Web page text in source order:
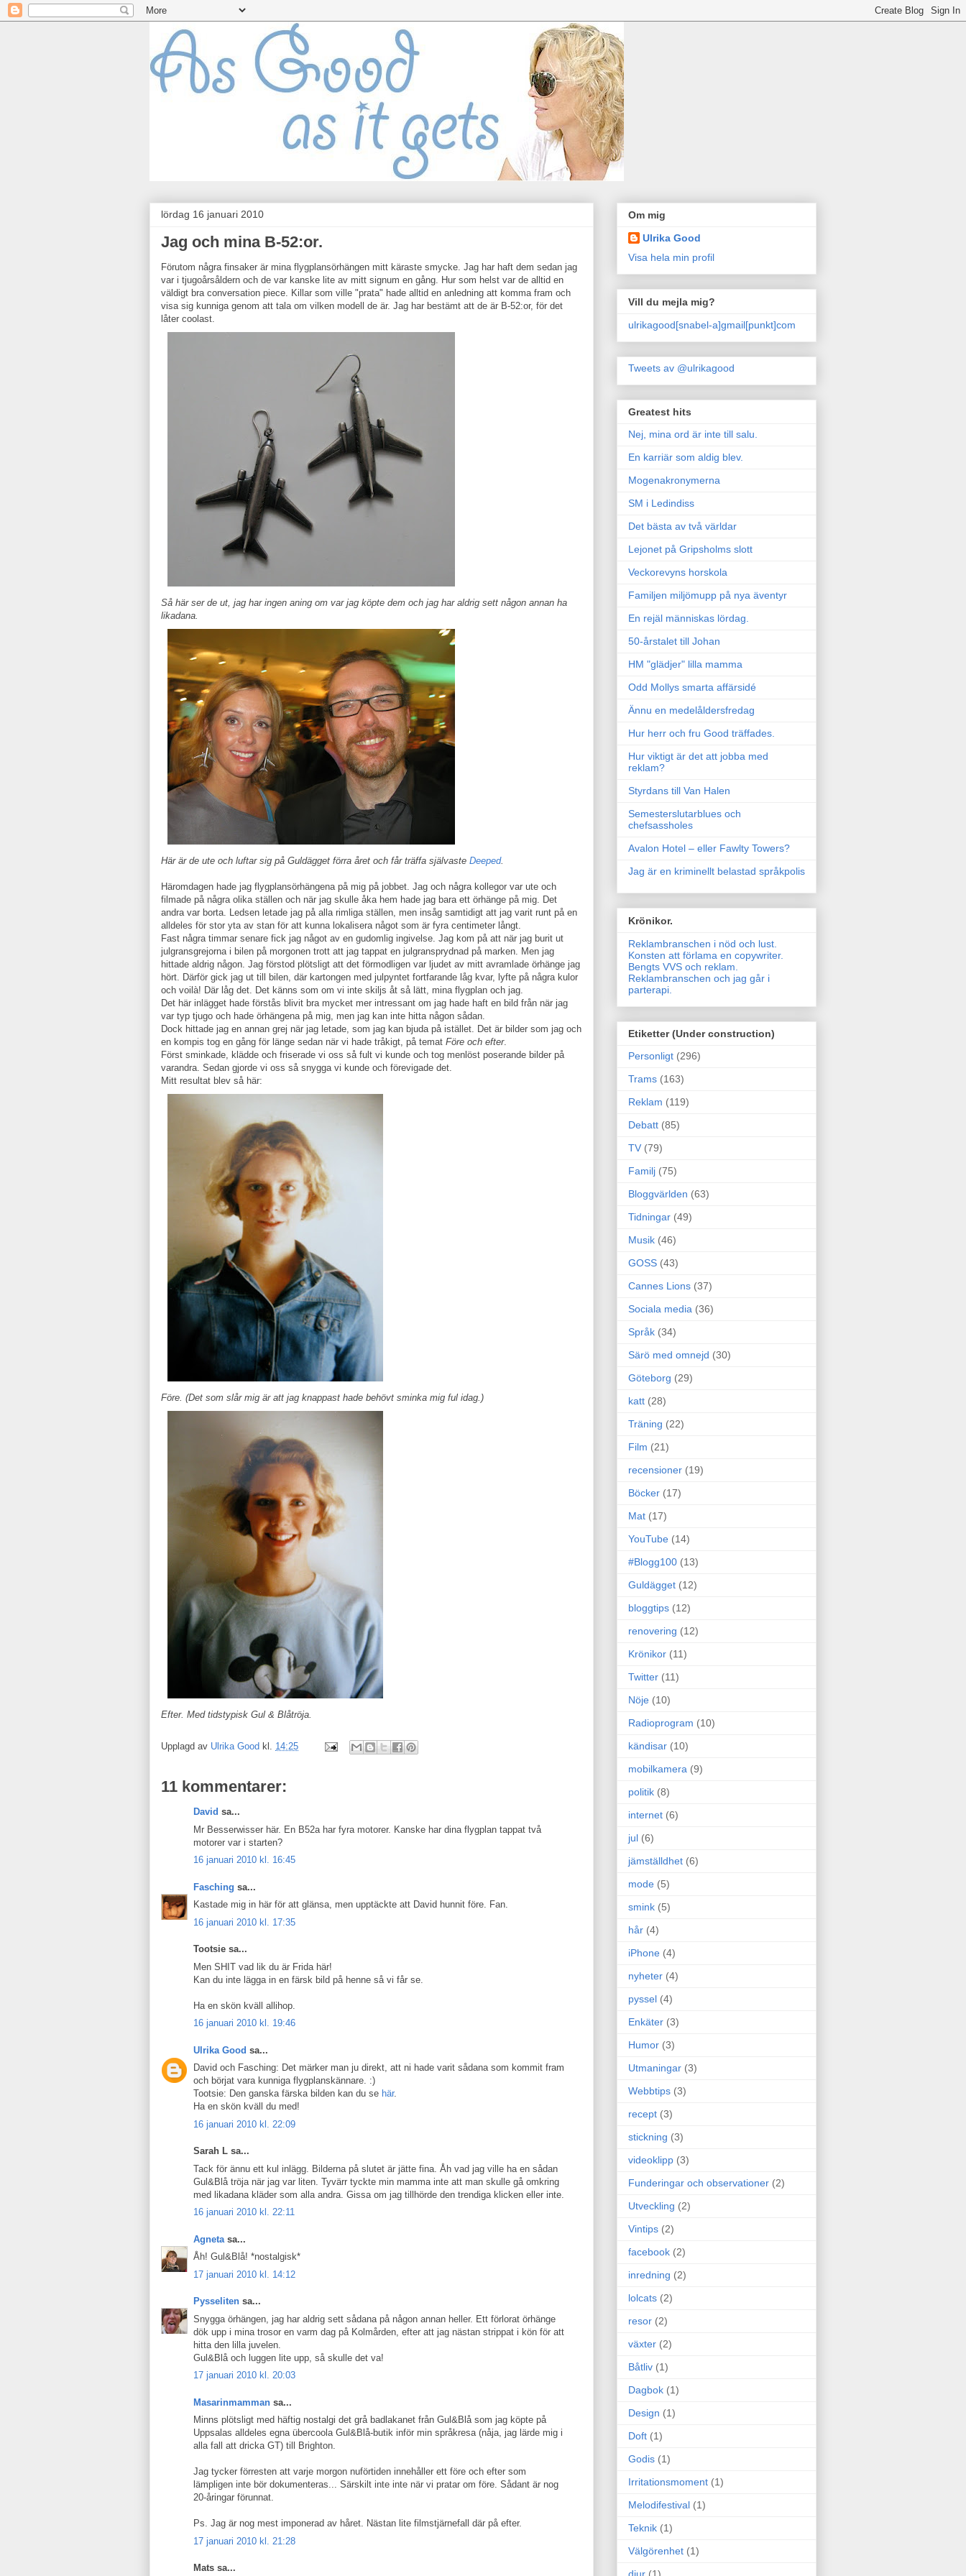
lördag 16 januari 2010
Jag och mina B-52:or.
Förutom några finsaker är mina flygplansörhängen mitt käraste smycke. Jag har haft dem sedan jag
var i tjugoårsåldern och de var kanske lite av mitt signum en gång. Hur som helst var de alltid en
väldigt bra conversation piece. Killar som ville "prata" hade alltid en anledning att komma fram och
visa sig kunniga genom att tala om vilken modell de är. Jag har bestämt att de är B-52:or, för det
låter coolast.
Så här ser de ut, jag har ingen aning om var jag köpte dem och jag har aldrig sett någon annan ha
likadana.
Här är de ute och luftar sig på Guldägget förra året och får träffa självaste Deeped.
Häromdagen hade jag flygplansörhängena på mig på jobbet. Jag och några kollegor var ute och
filmade på några olika ställen och när jag skulle åka hem hade jag bara ett örhänge på mig. Det
andra var borta. Ledsen letade jag på alla rimliga ställen, men insåg samtidigt att jag varit runt på en
alldeles för stor yta av stan för att kunna lokalisera något som är fyra centimeter långt.
Fast några timmar senare fick jag något av en gudomlig ingivelse. Jag kom på att när jag burit ut
julgransgrejorna i bilen på morgonen trott att jag tappat en julgransprydnad på marken. Men jag
hittade aldrig någon. Jag förstod plötsligt att det förmodligen var ljudet av mitt avramlade örhänge jag
hört. Därför gick jag ut till bilen, där kartongen med julpyntet fortfarande låg kvar, lyfte på några kulor
och voilà! Där låg det. Det känns som om vi inte skiljs åt så lätt, mina flygplan och jag.
Det här inlägget hade förstås blivit bra mycket mer intressant om jag hade haft en bild från när jag
var typ tjugo och hade örhängena på mig, men jag kan inte hitta någon sådan.
Dock hittade jag en annan grej när jag letade, som jag kan bjuda på istället. Det är bilder som jag och
en kompis tog en gång för länge sedan när vi hade tråkigt, på temat Före och efter.
Först sminkade, klädde och friserade vi oss så fult vi kunde och tog menlöst poserande bilder på
varandra. Sedan gjorde vi oss så snygga vi kunde och förevigade det.
Mitt resultat blev så här:
Före. (Det som slår mig är att jag knappast hade behövt sminka mig ful idag.)
Efter. Med tidstypisk Gul & Blåtröja.
Upplagd av Ulrika Good kl. 14:25
11 kommentarer:
David sa...
Mr Besserwisser här. En B52a har fyra motorer. Kanske har dina flygplan tappat två
motorer var i starten?
16 januari 2010 kl. 16:45
Fasching sa...
Kastade mig in här för att glänsa, men upptäckte att David hunnit före. Fan.
16 januari 2010 kl. 17:35
Tootsie sa...
Men SHIT vad lik du är Frida här!
Kan du inte lägga in en färsk bild på henne så vi får se.
Ha en skön kväll allihop.
16 januari 2010 kl. 19:46
Ulrika Good sa...
David och Fasching: Det märker man ju direkt, att ni hade varit sådana som kommit fram
och börjat vara kunniga flygplanskännare. :)
Tootsie: Den ganska färska bilden kan du se här.
Ha en skön kväll du med!
16 januari 2010 kl. 22:09
Sarah L sa...
Tack för ännu ett kul inlägg. Bilderna på slutet är jätte fina. Åh vad jag ville ha en sådan
Gul&Blå tröja när jag var liten. Tyvärr tyckte min mamma inte att man skulle gå omkring
med likadana kläder som alla andra. Gissa om jag tillhörde den trendiga klicken eller inte.
16 januari 2010 kl. 22:11
Agneta sa...
Åh! Gul&Blå! *nostalgisk*
17 januari 2010 kl. 14:12
Pysseliten sa...
Snygga örhängen, jag har aldrig sett sådana på någon annan heller. Ett förlorat örhänge
dök upp i mina trosor en varm dag på Kolmården, efter att jag nästan strippat i kön för att
hitta den lilla juvelen.
Gul&Blå och luggen lite upp, så skulle det va!
17 januari 2010 kl. 20:03
Masarinmamman sa...
Minns plötsligt med häftig nostalgi det grå badlakanet från Gul&Blå som jag köpte på
Uppsalas alldeles egna übercoola Gul&Blå-butik inför min språkresa (nåja, jag lärde mig i
alla fall att dricka GT) till Brighton.
Jag tycker förresten att varje morgon nuförtiden innehåller ett före och efter som
lämpligen inte bör dokumenteras... Särskilt inte inte när vi pratar om före. Sådant är nog
20-åringar förunnat.
Ps. Jag är nog mest imponerad av håret. Nästan lite filmstjärnefall där på efter.
17 januari 2010 kl. 21:28
Mats sa...
Om mig
Ulrika Good
Visa hela min profil
Vill du mejla mig?
ulrikagood[snabel-a]gmail[punkt]com
Tweets av @ulrikagood
Greatest hits
Nej, mina ord är inte till salu.
En karriär som aldig blev.
Mogenakronymerna
SM i Ledindiss
Det bästa av två världar
Lejonet på Gripsholms slott
Veckorevyns horskola
Familjen miljömupp på nya äventyr
En rejäl människas lördag.
50-årstalet till Johan
HM "glädjer" lilla mamma
Odd Mollys smarta affärsidé
Ännu en medelåldersfredag
Hur herr och fru Good träffades.
Hur viktigt är det att jobba med
reklam?
Styrdans till Van Halen
Semesterslutarblues och
chefsassholes
Avalon Hotel – eller Fawlty Towers?
Jag är en kriminellt belastad språkpolis
Krönikor.
Reklambranschen i nöd och lust.
Konsten att förlama en copywriter.
Bengts VVS och reklam.
Reklambranschen och jag går i
parterapi.
Etiketter (Under construction)
Personligt (296)
Trams (163)
Reklam (119)
Debatt (85)
TV (79)
Familj (75)
Bloggvärlden (63)
Tidningar (49)
Musik (46)
GOSS (43)
Cannes Lions (37)
Sociala media (36)
Språk (34)
Särö med omnejd (30)
Göteborg (29)
katt (28)
Träning (22)
Film (21)
recensioner (19)
Böcker (17)
Mat (17)
YouTube (14)
#Blogg100 (13)
Guldägget (12)
bloggtips (12)
renovering (12)
Krönikor (11)
Twitter (11)
Nöje (10)
Radioprogram (10)
kändisar (10)
mobilkamera (9)
politik (8)
internet (6)
jul (6)
jämställdhet (6)
mode (5)
smink (5)
hår (4)
iPhone (4)
nyheter (4)
pyssel (4)
Enkäter (3)
Humor (3)
Utmaningar (3)
Webbtips (3)
recept (3)
stickning (3)
videoklipp (3)
Funderingar och observationer (2)
Utveckling (2)
Vintips (2)
facebook (2)
inredning (2)
lolcats (2)
resor (2)
växter (2)
Båtliv (1)
Dagbok (1)
Design (1)
Doft (1)
Godis (1)
Irritationsmoment (1)
Melodifestival (1)
Teknik (1)
Välgörenhet (1)